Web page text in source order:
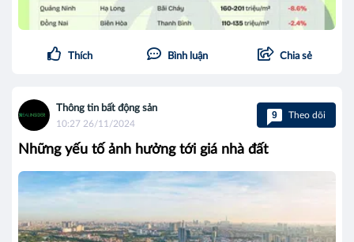
Thích Bình luận Chia sẻ
Thông tin bất động sản
10:27 26/11/2024
9 Theo dõi
Những yếu tố ảnh hưởng tới giá nhà đất